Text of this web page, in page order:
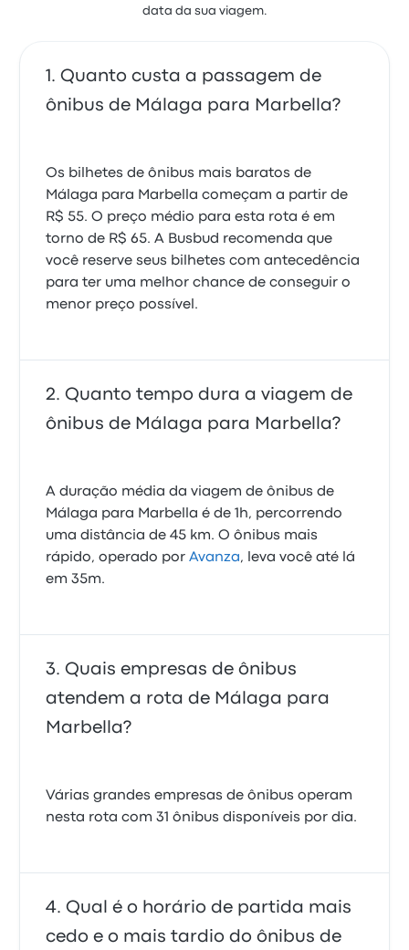
data da sua viagem.
Quanto custa a passagem de
ônibus de Málaga para Marbella?
Os bilhetes de ônibus mais baratos de
Málaga para Marbella começam a partir de
R$ 55. O preço médio para esta rota é em
torno de R$ 65. A Busbud recomenda que
você reserve seus bilhetes com antecedência
para ter uma melhor chance de conseguir o
menor preço possível.
Quanto tempo dura a viagem de
ônibus de Málaga para Marbella?
A duração média da viagem de ônibus de
Málaga para Marbella é de 1h, percorrendo
uma distância de 45 km. O ônibus mais
rápido, operado porAvanza, leva você até lá
em 35m.
Quais empresas de ônibus
atendem a rota de Málaga para
Marbella?
Várias grandes empresas de ônibus operam
nesta rota com 31 ônibus disponíveis por dia.
Qual é o horário de partida mais
cedo e o mais tardio do ônibus de